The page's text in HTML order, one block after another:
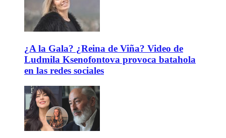
¿A la Gala? ¿Reina de Viña? Video de
Ludmila Ksenofontova provoca batahola
en las redes sociales